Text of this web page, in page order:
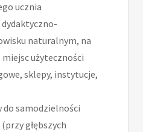
ucznia
naturalnym, na
użyteczności
sklepy, instytucje,
do samodzielności
głębszych